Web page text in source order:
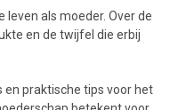
leven als moeder. Over de
en de twijfel die erbij
en praktische tips voor het